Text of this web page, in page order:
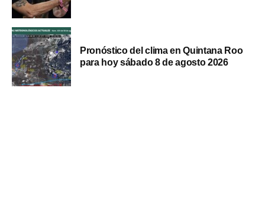
Pronóstico del clima en Quintana Roo
para hoy sábado 8 de agosto 2026